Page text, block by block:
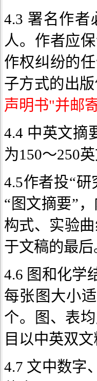
4.3 署名作
人。作者应
作权纠纷的
子方式的出版
声明书"并邮
4.4 中英文摘
为150～250
4.5作者投“
“图文摘要”
构式、实验
于文稿的最后
4.6 图和化学
每张图大小
个。图、表
目以中英双
4.7 文中数字